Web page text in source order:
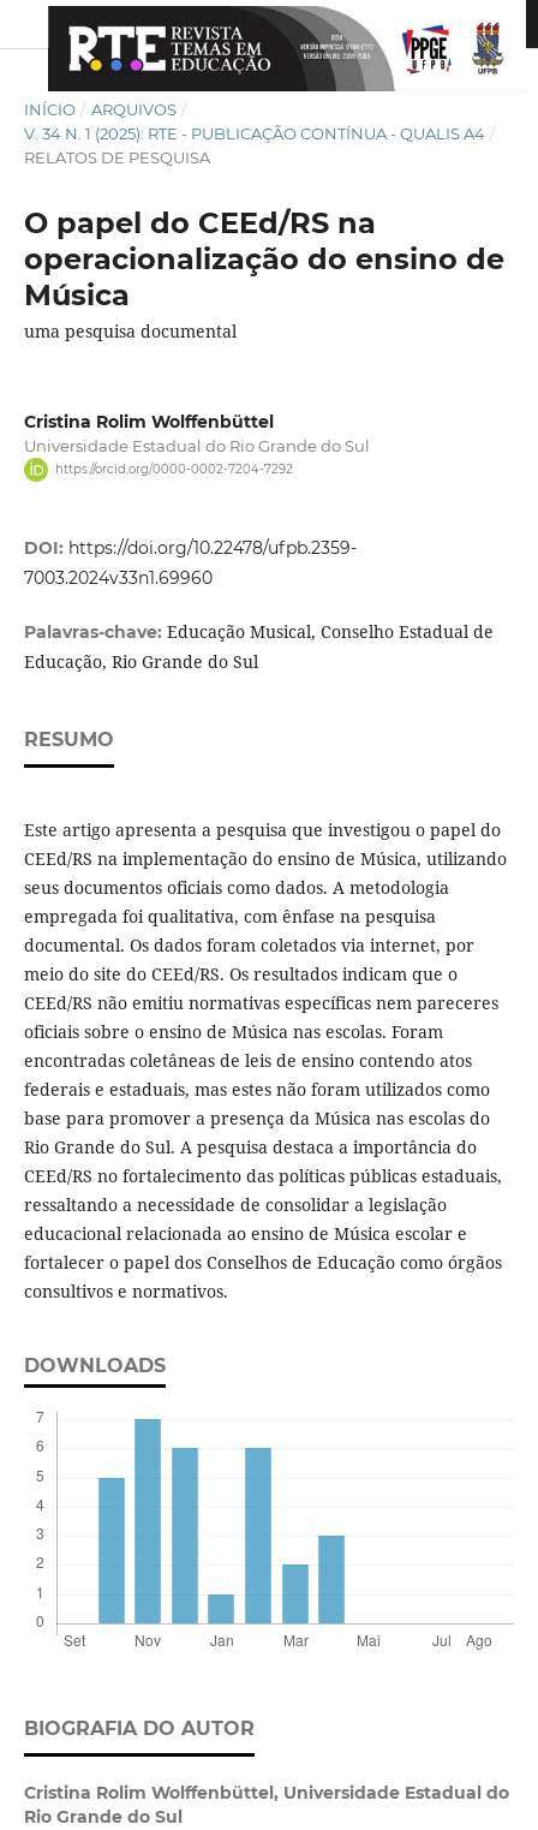
INÍCIO / ARQUIVOS /
V. 34 N. 1 (2025): RTE - PUBLICAÇÃO CONTÍNUA - QUALIS A4 /
RELATOS DE PESQUISA
O papel do CEEd/RS na
operacionalização do ensino de
Música
uma pesquisa documental
Cristina Rolim Wolffenbüttel
Universidade Estadual do Rio Grande do Sul
https://orcid.org/0000-0002-7204-7292
DOI: https://doi.org/10.22478/ufpb.2359-
7003.2024v33n1.69960
Palavras-chave: Educação Musical, Conselho Estadual de
Educação, Rio Grande do Sul
RESUMO
Este artigo apresenta a pesquisa que investigou o papel do
CEEd/RS na implementação do ensino de Música, utilizando
seus documentos oficiais como dados. A metodologia
empregada foi qualitativa, com ênfase na pesquisa
documental. Os dados foram coletados via internet, por
meio do site do CEEd/RS. Os resultados indicam que o
CEEd/RS não emitiu normativas específicas nem pareceres
oficiais sobre o ensino de Música nas escolas. Foram
encontradas coletâneas de leis de ensino contendo atos
federais e estaduais, mas estes não foram utilizados como
base para promover a presença da Música nas escolas do
Rio Grande do Sul. A pesquisa destaca a importância do
CEEd/RS no fortalecimento das políticas públicas estaduais,
ressaltando a necessidade de consolidar a legislação
educacional relacionada ao ensino de Música escolar e
fortalecer o papel dos Conselhos de Educação como órgãos
consultivos e normativos.
DOWNLOADS
BIOGRAFIA DO AUTOR
Cristina Rolim Wolffenbüttel, Universidade Estadual do
Rio Grande do Sul